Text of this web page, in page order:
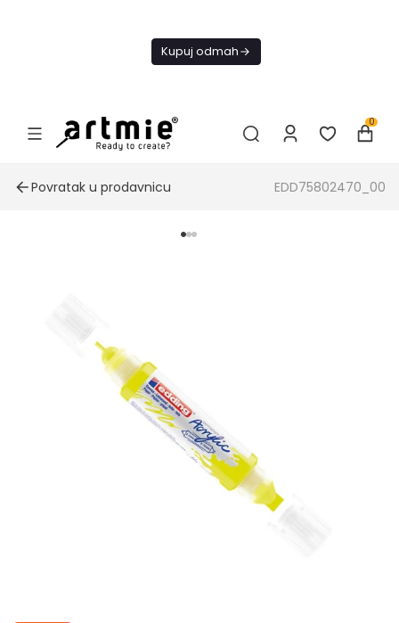
Kupuj odmah
0
Povratak u prodavnicu EDD75802470_00